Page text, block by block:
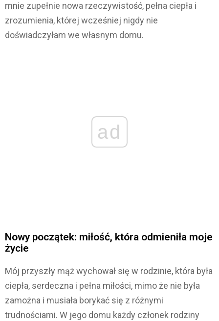
mnie zupełnie nowa rzeczywistość, pełna ciepła i
zrozumienia, której wcześniej nigdy nie
doświadczyłam we własnym domu.
ad
Nowy początek: miłość, która odmieniła moje
życie
Mój przyszły mąż wychował się w rodzinie, która była
ciepła, serdeczna i pełna miłości, mimo że nie była
zamożna i musiała borykać się z różnymi
trudnościami. W jego domu każdy członek rodziny